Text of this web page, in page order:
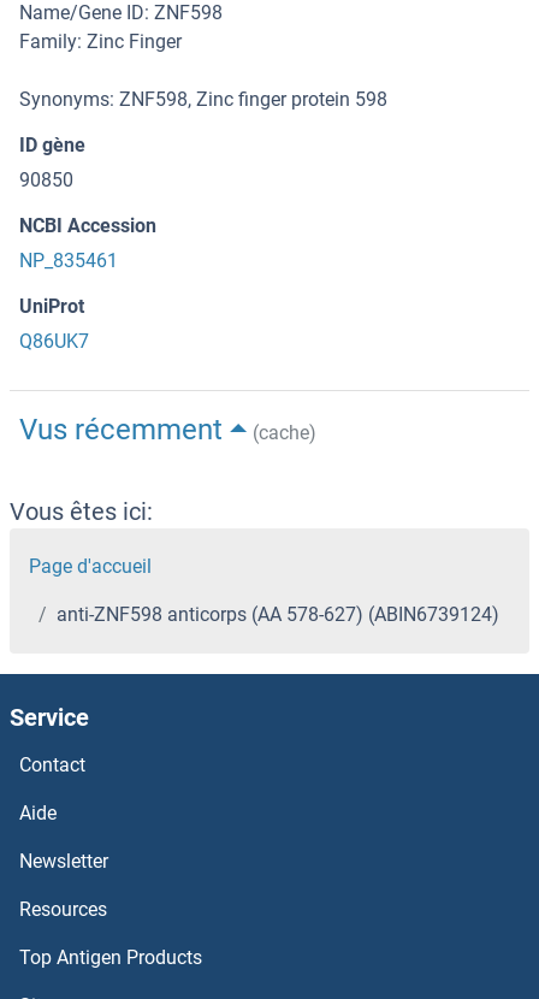
Name/Gene ID: ZNF598
Family: Zinc Finger
Synonyms: ZNF598, Zinc finger protein 598
ID gène
90850
NCBI Accession
NP_835461
UniProt
Q86UK7
Vus récemment (cache)
Vous êtes ici:
Page d'accueil
anti-ZNF598 anticorps (AA 578-627) (ABIN6739124)
Service
Contact
Aide
Newsletter
Resources
Top Antigen Products